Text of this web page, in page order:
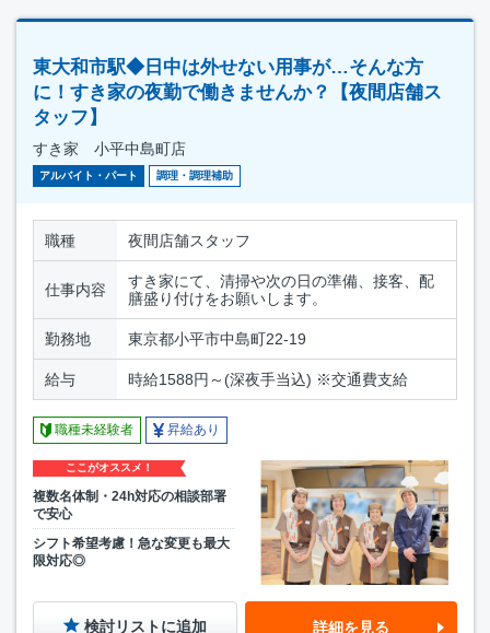
東大和市駅◆日中は外せない用事が…そんな方
に！すき家の夜勤で働きませんか？【夜間店舗ス
タッフ】
すき家 小平中島町店
アルバイト・パート 調理・調理補助
職種 夜間店舗スタッフ
仕事内容
すき家にて、清掃や次の日の準備、接客、配
膳盛り付けをお願いします。
勤務地 東京都小平市中島町22-19
給与 時給1588円～(深夜手当込) ※交通費支給
職種未経験者 昇給あり
ここがオススメ！
複数名体制・24h対応の相談部署
で安心
シフト希望考慮！急な変更も最大
限対応◎
検討リストに追加 詳細を見る